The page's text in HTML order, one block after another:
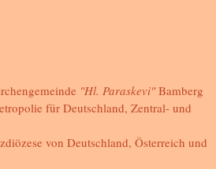
"Hl. Paraskevi"Bamberg
für Deutschland, Zentral- und
von Deutschland, Österreich und